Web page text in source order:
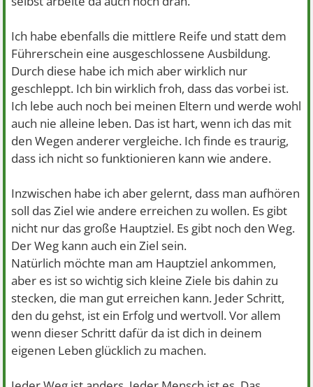
Ich habe ebenfalls die mittlere Reife und statt dem
Führerschein eine ausgeschlossene Ausbildung.
Durch diese habe ich mich aber wirklich nur
geschleppt. Ich bin wirklich froh, dass das vorbei ist.
Ich lebe auch noch bei meinen Eltern und werde wohl
auch nie alleine leben. Das ist hart, wenn ich das mit
den Wegen anderer vergleiche. Ich finde es traurig,
dass ich nicht so funktionieren kann wie andere.
Inzwischen habe ich aber gelernt, dass man aufhören
soll das Ziel wie andere erreichen zu wollen. Es gibt
nicht nur das große Hauptziel. Es gibt noch den Weg.
Der Weg kann auch ein Ziel sein.
Natürlich möchte man am Hauptziel ankommen,
aber es ist so wichtig sich kleine Ziele bis dahin zu
stecken, die man gut erreichen kann. Jeder Schritt,
den du gehst, ist ein Erfolg und wertvoll. Vor allem
wenn dieser Schritt dafür da ist dich in deinem
eigenen Leben glücklich zu machen.